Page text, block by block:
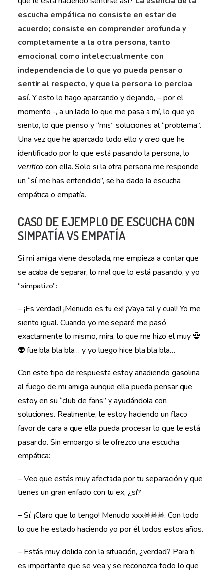
escucha empática no consiste en estar de
acuerdo; consiste en comprender profunda y
completamente a la otra persona, tanto
emocional como intelectualmente con
independencia de lo que yo pueda pensar o
sentir al respecto, y que la persona lo perciba
así. Y esto lo hago aparcando y dejando, – por el
momento -, a un lado lo que me pasa a mí, lo que yo
siento, lo que pienso y “mis” soluciones al “problema”.
Una vez que he aparcado todo ello ycreoque he
identificado por lo que está pasando la persona, lo
verificocon ella. Solo si la otra persona me responde
un “sí, me has entendido”, se ha dado la escucha
empática o empatía.
CASO DE EJEMPLO DE ESCUCHA CON
SIMPATÍA VS EMPATÍA
Si mi amiga viene desolada, me empieza a contar que
se acaba de separar, lo mal que lo está pasando, y yo
“simpatizo”:
– ¡Es verdad! ¡Menudo es tu ex! ¡Vaya tal y cual! Yo me
siento igual. Cuando yo me separé me pasó
exactamente lo mismo, mira, lo que me hizo el muy 💀
👽 fue bla bla bla… y yo luego hice bla bla bla…
Con este tipo de respuesta estoy añadiendo gasolina
al fuego de mi amiga aunque ella pueda pensar que
estoy en su “club de fans” y ayudándola con
soluciones. Realmente, le estoy haciendo un flaco
favor de cara a que ella pueda procesar lo que le está
pasando. Sin embargo si le ofrezco una escucha
empática:
– Veo que estás muy afectada por tu separación y que
tienes un gran enfado con tu ex, ¿sí?
– Sí. ¡Claro que lo tengo! Menudo xxx☠☠☠. Con todo
lo que he estado haciendo yo por él todos estos años.
– Estás muy dolida con la situación, ¿verdad? Para ti
es importante que se vea y se reconozca todo lo que